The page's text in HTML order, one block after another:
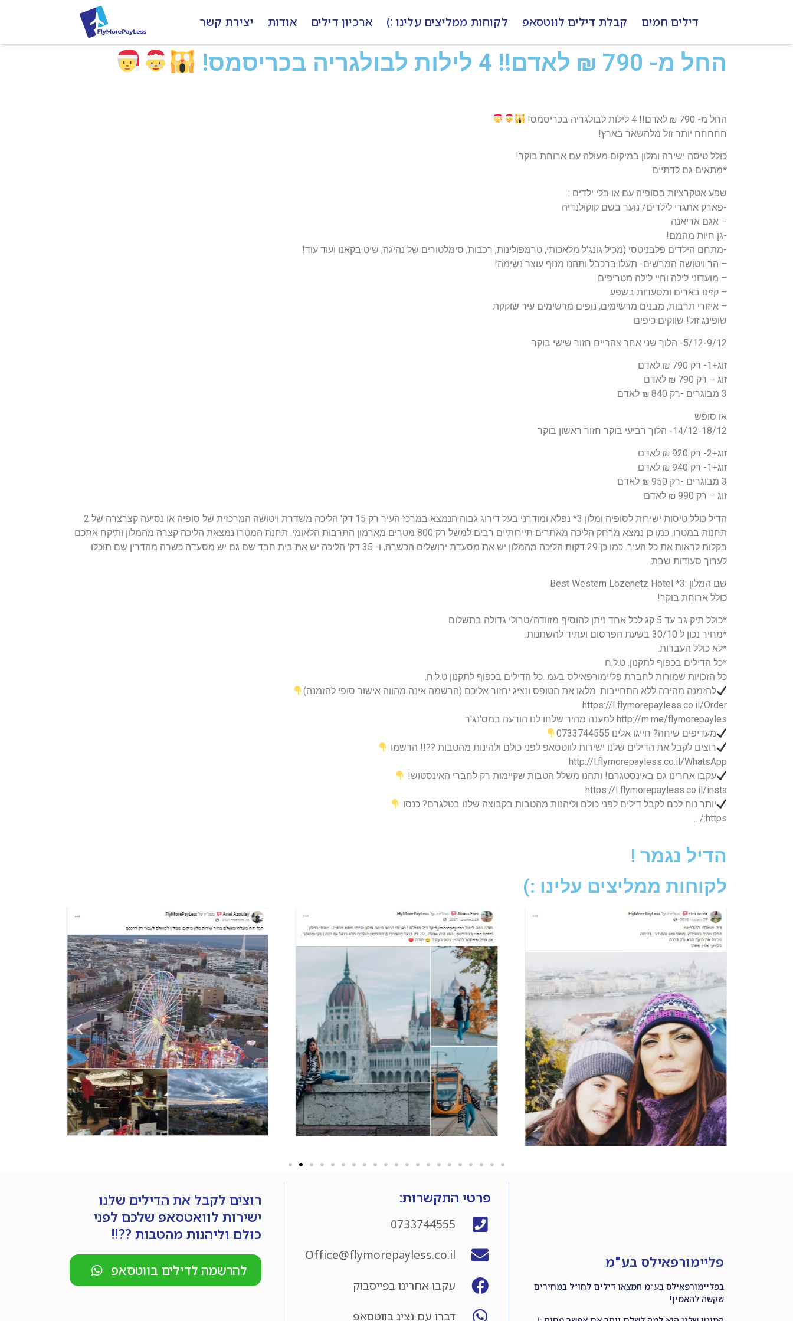
דילים חמים קבלת דילים לווטסאפ לקוחות ממליצים עלינו :) ארכיון דילים אודות יצירת קשר
החל מ- 790 ₪ לאדם!! 4 לילות לבולגריה בכריסמס!
החל מ- 790 ₪ לאדם!! 4 לילות לבולגריה בכריסמס!
חחחחח יותר זול מלהשאר בארץ!
כולל טיסה ישירה ומלון במיקום מעולה עם ארוחת בוקר!
*מתאים גם לדתיים
שפע אטקרציות בסופיה עם או בלי ילדים :
-פארק אתגרי לילדים/ נוער בשם קוקולנדיה
– אגם אריאנה
-גן חיות מהמם!
-מתחם הילדים פלבניטסי (מכיל גונג'ל מלאכותי, טרמפולינות, רכבות, סימלטורים של נהיגה, שיט בקאנו ועוד עוד!
– הר ויטושה המרשים- תעלו ברכבל ותהנו מנוף עוצר נשימה!
– מועדוני לילה וחיי לילה מטריפים
– קזינו בארים ומסעדות בשפע
– איזורי תרבות, מבנים מרשימים, נופים מרשימים עיר שוקקת
שופינג זול! שווקים כיפים
5/12-9/12- הלוך שני אחר צהריים חזור שישי בוקר
זוג+1- רק 790 ₪ לאדם
זוג – רק 790 ₪ לאדם
3 מבוגרים -רק 840 ₪ לאדם
או סופש
14/12-18/12- הלוך רביעי בוקר חזור ראשון בוקר
זוג+2- רק 920 ₪ לאדם
זוג+1- רק 940 ₪ לאדם
3 מבוגרים -רק 950 ₪ לאדם
זוג – רק 990 ₪ לאדם
הדיל כולל טיסות ישירות לסופיה ומלון 3* נפלא ומודרני בעל דירוג גבוה הנמצא במרכז העיר רק 15 דק' הליכה משדרת ויטושה המרכזית של סופיה או נסיעה קצרצרה של 2
תחנות במטרו. כמו כן נמצא מרחק הליכה מאתרים תיירותיים רבים למשל רק 800 מטרים מארמון התרבות הלאומי. תחנת המטרו נמצאת הליכה קצרה מהמלון ותיקח אתכם
בקלות לראות את כל העיר. כמו כן 29 דקות הליכה מהמלון יש את מסעדת ירושלים הכשרה, ו- 35 דק' הליכה יש את בית חבד שם גם יש מסעדה כשרה מהדרין שם תוכלו
לערוך סעודות שבת.
שם המלון :3* Best Western Lozenetz Hotel
כולל ארוחת בוקר!
*כולל תיק גב עד 5 קג לכל אחד ניתן להוסיף מזוודה/טרולי גדולה בתשלום
*מחיר נכון ל 30/10 בשעת הפרסום ועתיד להשתנות.
*לא כולל העברות.
*כל הדילים בכפוף לתקנון. ט.ל.ח
כל הזכויות שמורות לחברת פליימורפאילס בעמ .כל הדילים בכפוף לתקנון ט.ל.ח.
להזמנה מהירה ללא התחייבות: מלאו את הטופס ונציג יחזור אליכם (הרשמה אינה מהווה אישור סופי להזמנה)
https://I.flymorepayless.co.il/Order
http://m.me/flymorepayles למענה מהיר שלחו לנו הודעה במס'נג'ר
מעדיפים שיחה? חייגו אלינו 0733744555
רוצים לקבל את הדילים שלנו ישירות לווטסאפ לפני כולם ולהינות מהטבות ??!! הרשמו
http://l.flymorepayless.co.il/WhatsApp
עקבו אחרינו גם באינסטגרם! ותהנו משלל הטבות שקיימות רק לחברי האינסטוש!
https://I.flymorepayless.co.il/insta
יותר נוח לכם לקבל דילים לפני כולם וליהנות מהטבות בקבוצה שלנו בטלגרם? כנסו
https:/…
הדיל נגמר !
לקוחות ממליצים עלינו :)
פליימורפאילס בע"מ
בפליימורפאילס בע"מ תמצאו דילים לחו"ל במחירים
שקשה להאמין!
פרטי התקשרות:
0733744555
Office@flymorepayless.co.il
עקבו אחרינו בפייסבוק
דברו עם נציג בווטסאפ
רוצים לקבל את הדילים שלנו
ישירות לוואטסאפ שלכם לפני
כולם וליהנות מהטבות ??!!
להרשמה לדילים בווטסאפ